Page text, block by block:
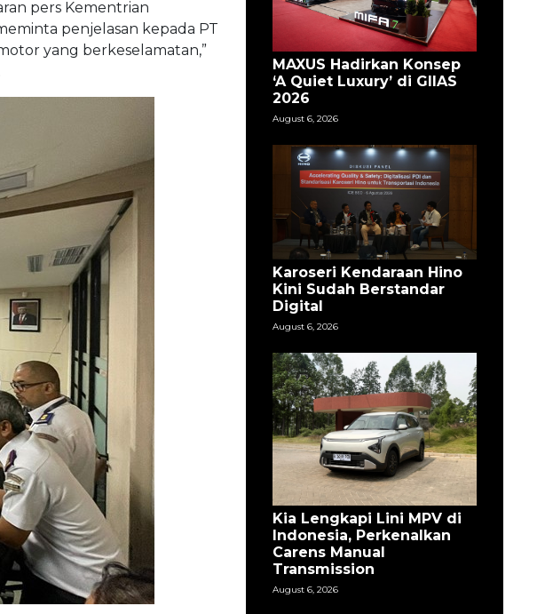
pers Kementrian
penjelasan kepada PT
yang berkeselamatan,”
MAXUS Hadirkan Konsep
‘A Quiet Luxury’ di GIIAS
2026
August 6, 2026
Karoseri Kendaraan Hino
Kini Sudah Berstandar
Digital
August 6, 2026
Kia Lengkapi Lini MPV di
Indonesia, Perkenalkan
Carens Manual
Transmission
August 6, 2026